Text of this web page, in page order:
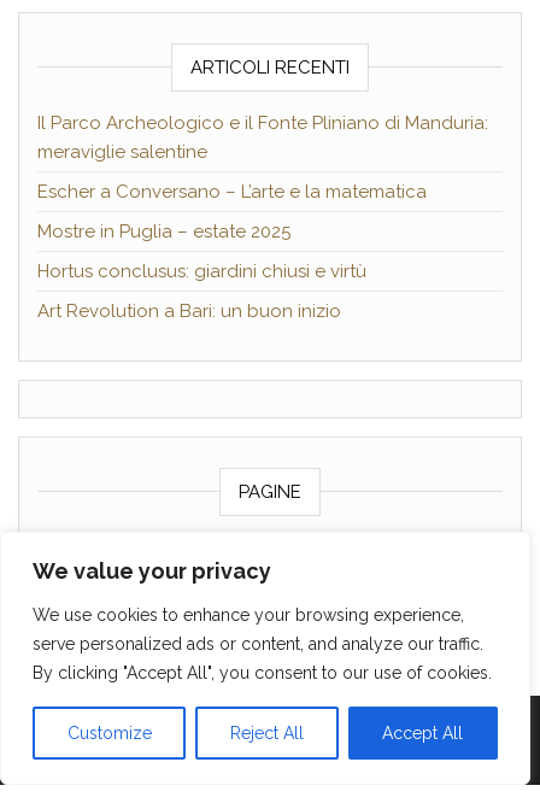
We value your privacy
We use cookies to enhance your browsing experience,
serve personalized ads or content, and analyze our traffic.
By clicking "Accept All", you consent to our use of cookies.
Customize Reject All Accept All
ARTICOLI RECENTI
Il Parco Archeologico e il Fonte Pliniano di Manduria:
meraviglie salentine
Escher a Conversano – L’arte e la matematica
Mostre in Puglia – estate 2025
Hortus conclusus: giardini chiusi e virtù
Art Revolution a Bari: un buon inizio
PAGINE
Cookie policy
Proudly powered byWordPress Tema:Head Blog